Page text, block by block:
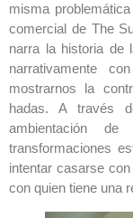
misma
comercial de The
narra la historia de
narrativamente
mostrarnos la
hadas. A través
ambientación
transformaciones
intentar casarse
con quien tiene una